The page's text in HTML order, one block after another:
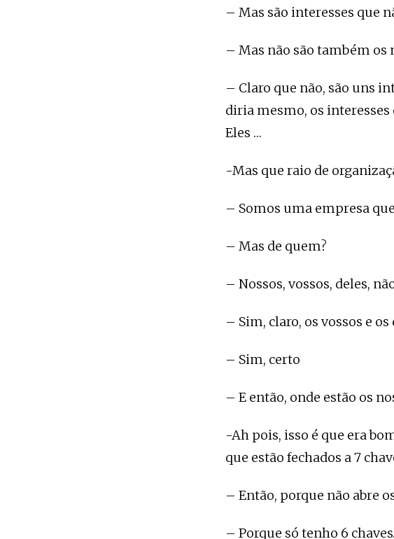
– Mas são interesses que
– Mas não são também os
– Claro que não, são uns
diria mesmo, os interesses
Eles …
-Mas que raio de
– Somos uma empresa
– Mas de quem?
– Nossos, vossos, deles,
– Sim, claro, os vossos e os
– Sim, certo
– E então, onde estão os
-Ah pois, isso é que era
que estão fechados a 7
– Então, porque não abre
– Porque só tenho 6